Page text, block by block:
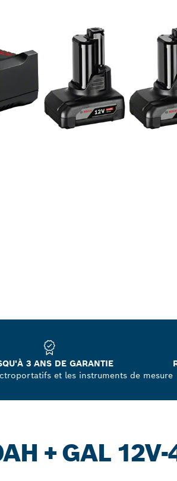
3 ANS DE GARANTIE
et les instruments de mesure
+ GAL 12V-